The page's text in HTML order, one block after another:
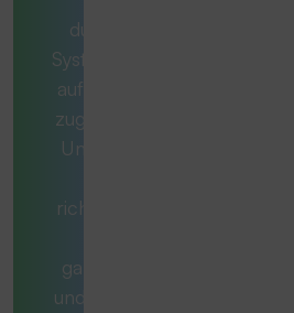
durchdachtes
System, das exakt
auf Ihren Bedarf
zugeschnitten ist.
Unsere Berater
richtigen Fragen,
ganzheitlich mit
und begleiten Sie